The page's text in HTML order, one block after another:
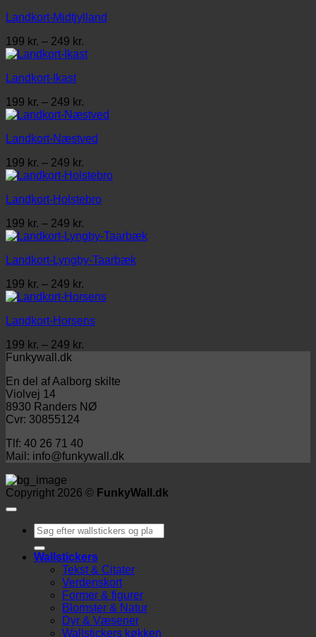
249 kr.
Landkort-Midtjylland
199 kr. – 249 kr.
199 kr.
Landkort-Ikast
199 kr. – 249 kr.
199 kr.
249 kr.
Landkort-Næstved
199 kr. – 249 kr.
199 kr.
249 kr.
Landkort-Holstebro
199 kr. – 249 kr.
199 kr.
249 kr.
Landkort-Lyngby-Taarbæk
199 kr. – 249 kr.
199 kr.
249 kr.
Landkort-Horsens
199 kr. – 249 kr.
249 kr.
Funkywall.dk
En del af Aalborg skilte
Violvej 14
8930 Randers NØ
Cvr: 30855124
Tlf: 40 26 71 40
Mail: info@funkywall.dk
Copyright 2026 © FunkyWall.dk
Søg
efter:
Wallstickers
Tekst & Citater
Verdenskort
Former & figurer
Blomster & Natur
Dyr & Væsener
Wallstickers køkken